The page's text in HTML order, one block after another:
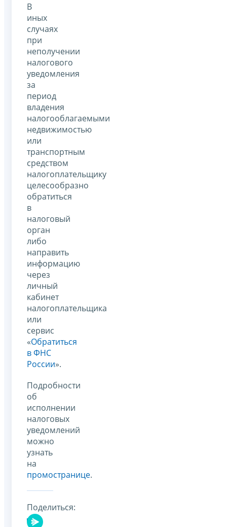
В
иных
случаях
при
неполучении
налогового
уведомления
за
период
владения
налогооблагаемыми
недвижимостью
или
транспортным
средством
налогоплательщику
целесообразно
обратиться
в
налоговый
орган
либо
направить
информацию
через
личный
кабинет
налогоплательщика
или
сервис
«Обратиться
в ФНС
России».
Подробности
об
исполнении
налоговых
уведомлений
можно
узнать
на
промостранице.
Поделиться: